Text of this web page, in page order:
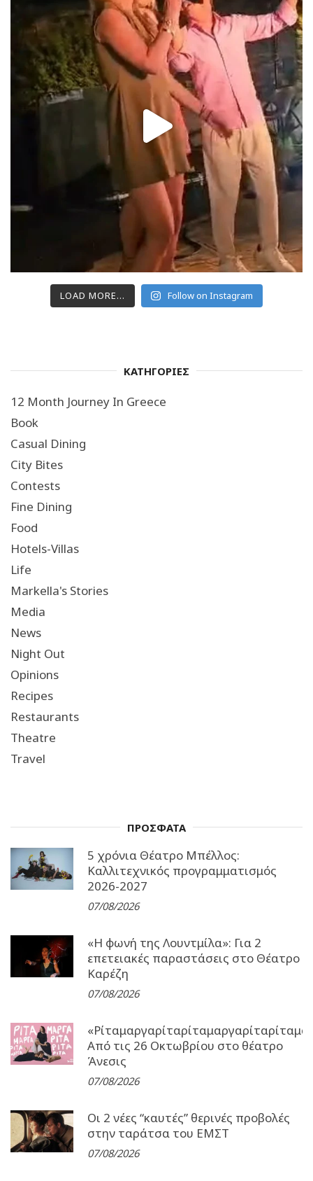
LOAD MORE... Follow on Instagram
ΚΑΤΗΓΟΡΙΕΣ
12 Month Journey In Greece
Book
Casual Dining
City Bites
Contests
Fine Dining
Food
Hotels-Villas
Life
Markella's Stories
Media
News
Night Out
Opinions
Recipes
Restaurants
Theatre
Travel
ΠΡΟΣΦΑΤΑ
5 χρόνια Θέατρο Μπέλλος:
Καλλιτεχνικός προγραμματισμός
2026-2027
07/08/2026
«Η φωνή της Λουντμίλα»: Για 2
επετειακές παραστάσεις στο Θέατρο
Καρέζη
07/08/2026
Από τις 26 Οκτωβρίου στο θέατρο
Άνεσις
07/08/2026
Οι 2 νέες “καυτές” θερινές προβολές
στην ταράτσα του ΕΜΣΤ
07/08/2026